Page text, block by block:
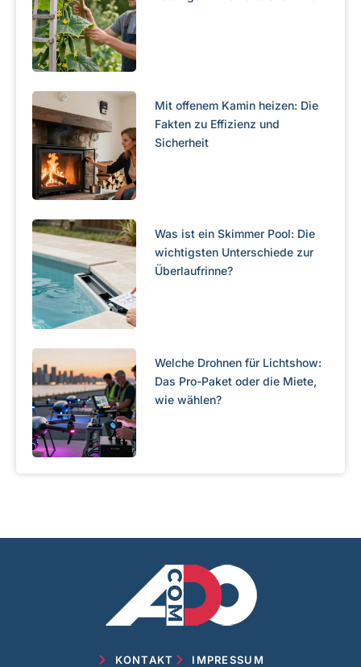
Mit offenem Kamin heizen: Die
Fakten zu Effizienz und
Sicherheit
Was ist ein Skimmer Pool: Die
wichtigsten Unterschiede zur
Überlaufrinne?
Welche Drohnen für Lichtshow:
Das Pro-Paket oder die Miete,
wie wählen?
KONTAKT IMPRESSUM